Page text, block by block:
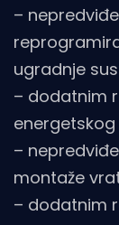
–
ugradnje
– dodatnim
–
montaže
– dodatnim